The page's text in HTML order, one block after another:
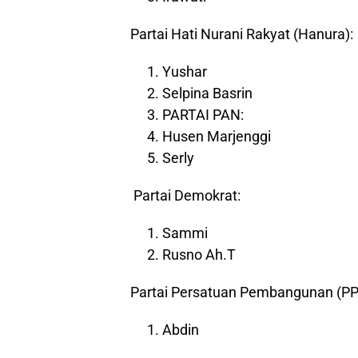
Partai Hati Nurani Rakyat (Hanura):
Yushar
Selpina Basrin
PARTAI PAN:
Husen Marjenggi
Serly
Partai Demokrat:
Sammi
Rusno Ah.T
Partai Persatuan Pembangunan
Abdin